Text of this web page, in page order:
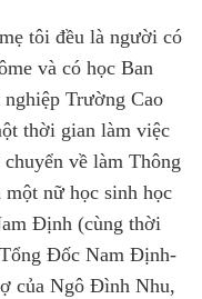
tôi đều là người có
và có học Ban
Trường Cao
thời gian làm việc
về làm Thông
nữ học sinh học
Định (cùng thời
Đốc Nam Định-
của Ngô Đình Nhu,